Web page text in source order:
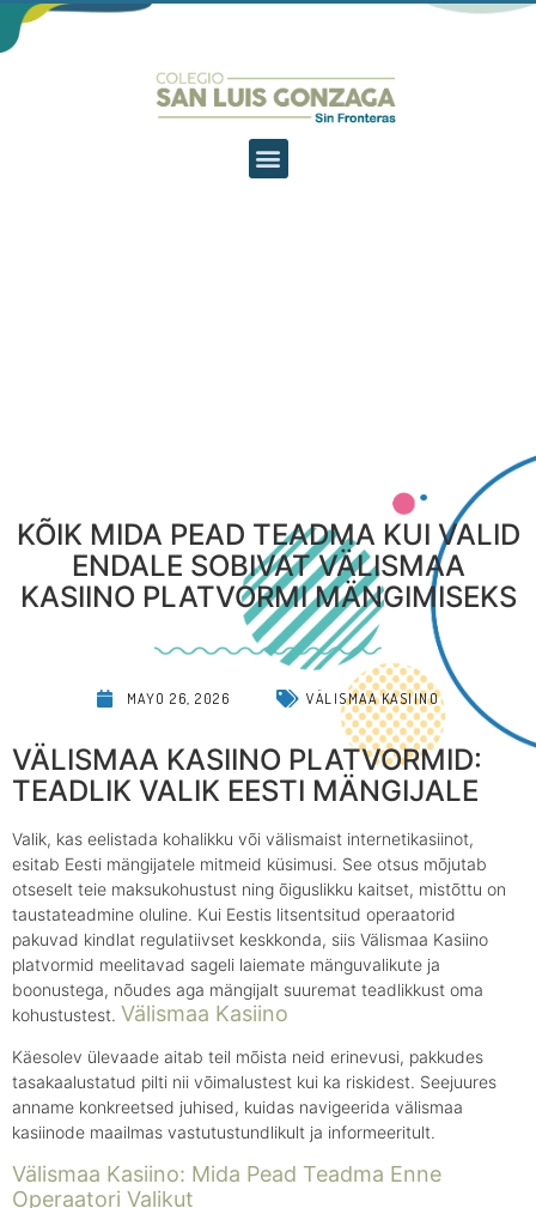
KÕIK MIDA PEAD TEADMA KUI VALID
ENDALE SOBIVAT VÄLISMAA
KASIINO PLATVORMI MÄNGIMISEKS
MAYO 26, 2026 VÄLISMAA KASIINO
VÄLISMAA KASIINO PLATVORMID:
TEADLIK VALIK EESTI MÄNGIJALE
Valik, kas eelistada kohalikku või välismaist internetikasiinot,
esitab Eesti mängijatele mitmeid küsimusi. See otsus mõjutab
otseselt teie maksukohustust ning õiguslikku kaitset, mistõttu on
taustateadmine oluline. Kui Eestis litsentsitud operaatorid
pakuvad kindlat regulatiivset keskkonda, siis Välismaa Kasiino
platvormid meelitavad sageli laiemate mänguvalikute ja
boonustega, nõudes aga mängijalt suuremat teadlikkust oma
kohustustest. Välismaa Kasiino
Käesolev ülevaade aitab teil mõista neid erinevusi, pakkudes
tasakaalustatud pilti nii võimalustest kui ka riskidest. Seejuures
anname konkreetsed juhised, kuidas navigeerida välismaa
kasiinode maailmas vastutustundlikult ja informeeritult.
Välismaa Kasiino: Mida Pead Teadma Enne
Operaatori Valikut